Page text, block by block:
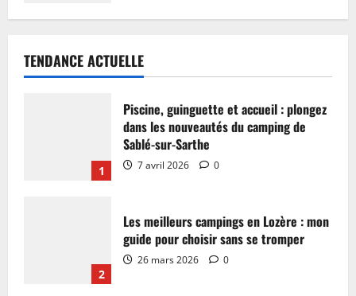
TENDANCE ACTUELLE
1
Piscine, guinguette et accueil : plongez
dans les nouveautés du camping de
Sablé-sur-Sarthe
7 avril 2026 0
2
Les meilleurs campings en Lozère : mon
guide pour choisir sans se tromper
26 mars 2026 0